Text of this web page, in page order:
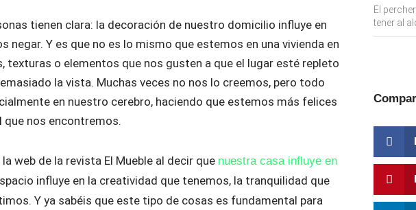
tienen clara: la decoración de nuestro domicilio influye en
negar. Y es que no es lo mismo que estemos en una vivienda en
texturas o elementos que nos gusten a que el lugar esté repleto
la vista. Muchas veces no nos lo creemos, pero todo
en nuestro cerebro, haciendo que estemos más felices
que nos encontremos.
web de la revista El Mueble al decir que nuestra casa influye en
influye en la creatividad que tenemos, la tranquilidad que
Y ya sabéis que este tipo de cosas es fundamental para
El
tener al